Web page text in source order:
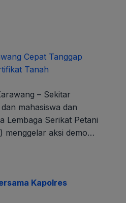
– Sekitar
mahasiswa dan
Lembaga Serikat Petani
menggelar aksi demo…
Kapolres